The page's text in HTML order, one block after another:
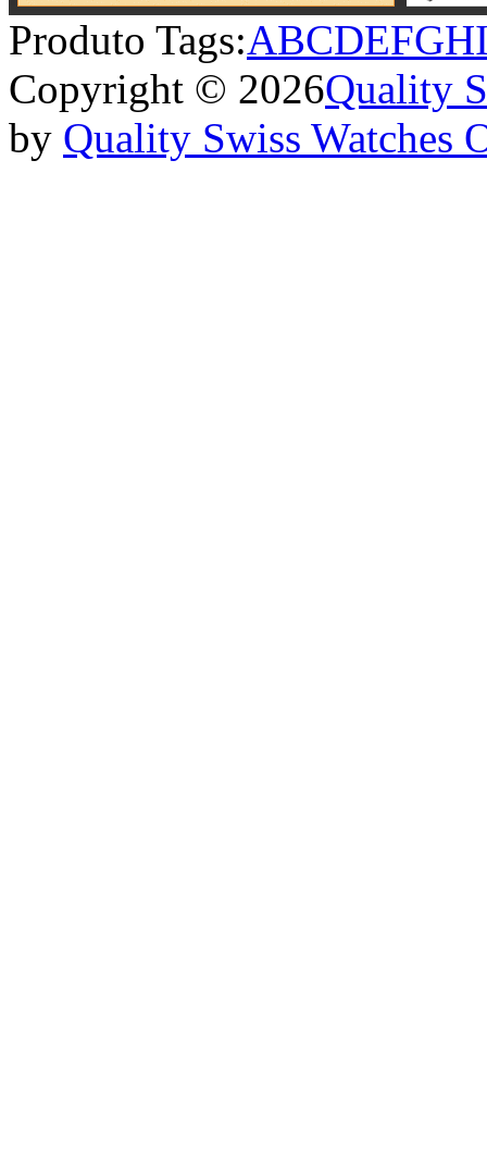
Produto Tags:ABCDEFGH
Copyright © 2026Quality
by Quality Swiss Watches